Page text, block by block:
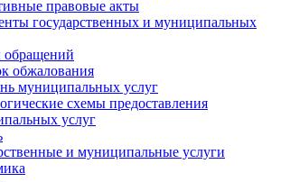
правовые акты
государственных и муниципальных
обжалования
муниципальных услуг
схемы предоставления
услуг
и муниципальные услуги